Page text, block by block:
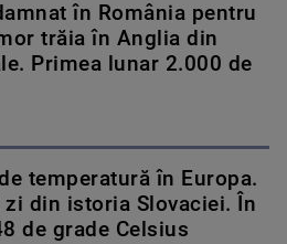
în România pentru
trăia în Anglia din
Primea lunar 2.000 de
temperatură în Europa.
zi din istoria Slovaciei. În
de grade Celsius